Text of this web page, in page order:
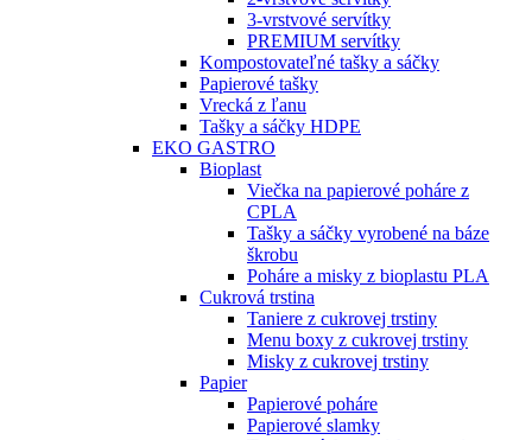
3-vrstvové servítky
PREMIUM servítky
Kompostovateľné tašky a sáčky
Papierové tašky
Vrecká z ľanu
Tašky a sáčky HDPE
EKO GASTRO
Bioplast
Viečka na papierové poháre z
CPLA
Tašky a sáčky vyrobené na báze
škrobu
Poháre a misky z bioplastu PLA
Cukrová trstina
Taniere z cukrovej trstiny
Menu boxy z cukrovej trstiny
Misky z cukrovej trstiny
Papier
Papierové poháre
Papierové slamky